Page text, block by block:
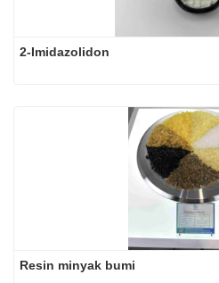
2-Imidazolidon
Resin minyak bumi